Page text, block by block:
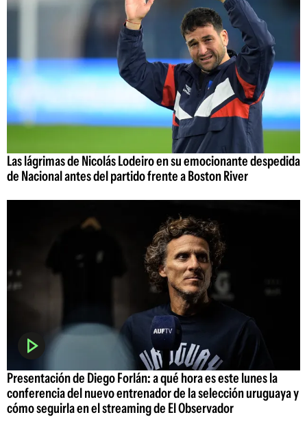
Las lágrimas de Nicolás Lodeiro en su emocionante despedida
de Nacional antes del partido frente a Boston River
Presentación de Diego Forlán: a qué hora es este lunes la
conferencia del nuevo entrenador de la selección uruguaya y
cómo seguirla en el streaming de El Observador